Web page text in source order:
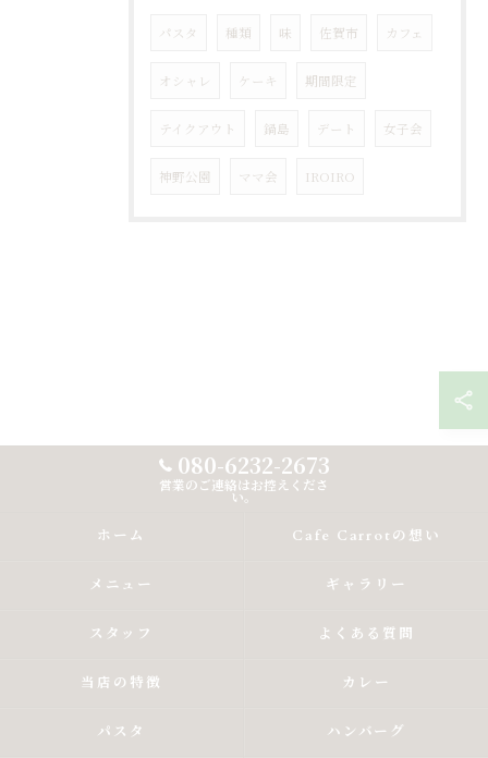
パスタ 種類 味 佐賀市 カフェ
オシャレ ケーキ 期間限定
テイクアウト 鍋島 デート 女子会
神野公園 ママ会 IROIRO
080-6232-2673
営業のご連絡はお控えくださ
い。
ホーム Cafe Carrotの想い
メニュー ギャラリー
スタッフ よくある質問
当店の特徴 カレー
パスタ ハンバーグ